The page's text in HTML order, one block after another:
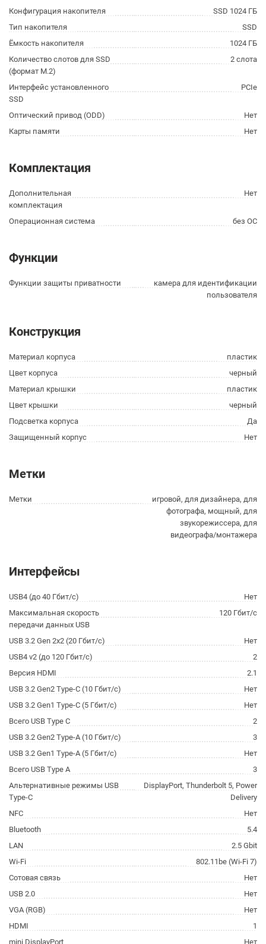
Конфигурация накопителя
SSD 1024 ГБ
Тип накопителя
SSD
Ёмкость накопителя
1024 ГБ
Количество слотов для SSD
(формат M.2)
2 слота
Интерфейс установленного
SSD
PCIe
Оптический привод (ODD)
Нет
Карты памяти
Нет
Комплектация
Дополнительная
комплектация
Нет
Операционная система без ОС
Функции
Функции защиты приватности
камера для идентификации
пользователя
Конструкция
Материал корпуса
пластик
Цвет корпуса
черный
Материал крышки
пластик
Цвет крышки
черный
Подсветка корпуса
Да
Защищенный корпус
Нет
Метки
Метки
игровой, для дизайнера, для
фотографа, мощный, для
звукорежиссера, для
видеографа/монтажера
Интерфейсы
USB4 (до 40 Гбит/с)
Нет
Максимальная скорость
передачи данных USB
120 Гбит/с
USB 3.2 Gen 2x2 (20 Гбит/с)
Нет
USB4 v2 (до 120 Гбит/с)
2
Версия HDMI
2.1
USB 3.2 Gen2 Type-C (10 Гбит/с)
Нет
USB 3.2 Gen1 Type-C (5 Гбит/с)
Нет
Всего USB Type C
2
USB 3.2 Gen2 Type-A (10 Гбит/с)
3
USB 3.2 Gen1 Type-A (5 Гбит/с)
Нет
Всего USB Type A
3
Альтернативные режимы USB
Type-C
DisplayPort, Thunderbolt 5, Power
Delivery
NFC
Нет
Bluetooth
5.4
LAN
2.5 Gbit
Wi-Fi
802.11be (Wi-Fi 7)
Сотовая связь
Нет
USB 2.0
Нет
VGA (RGB)
Нет
HDMI
1
mini DisplayPort
Нет